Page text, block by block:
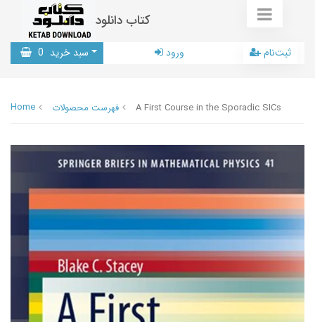
کتاب دانلود
سبد خرید 0 ورود ثبت‌نام
Home فهرست محصولات A First Course in the Sporadic SICs